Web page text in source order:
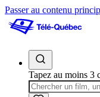
Passer au contenu
Tapez au moins 3